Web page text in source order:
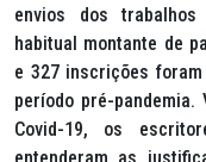
envios dos
habitual montante de
e 327 inscrições
período pré-
Covid-19, os
entenderam as